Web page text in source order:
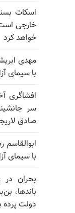
اسکات
خارجی
خواهد کرد
مهدی
با سیمای
افشاگری
سر
صادق
با سیمای
بحران در
باندها،
دولت